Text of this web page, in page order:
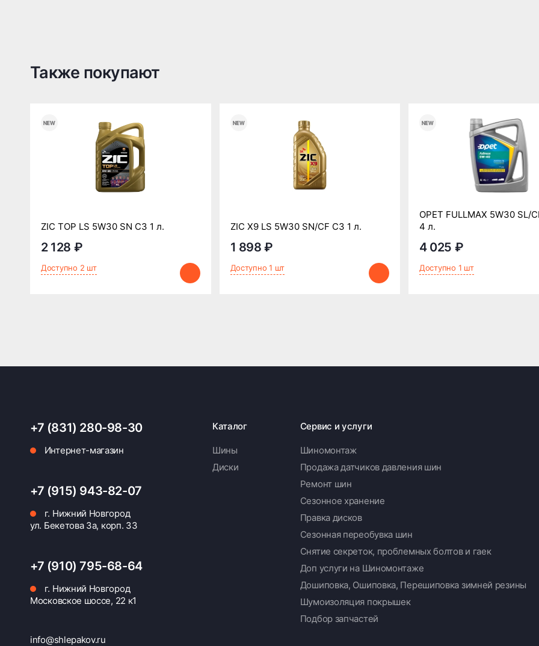
Также покупают
ZIC TOP LS 5W30 SN C3 1 л.
2 128 ₽
Доступно 2 шт
ZIC X9 LS 5W30 SN/CF C3 1 л.
1 898 ₽
Доступно 1 шт
OPET FULLMAX 5W30 SL/
4 л.
4 025 ₽
Доступно 1 шт
+7 (831) 280-98-30
Интернет-магазин
+7 (915) 943-82-07
г. Нижний Новгород
ул. Бекетова 3а, корп. 33
+7 (910) 795-68-64
г. Нижний Новгород
Московское шоссе, 22 к1
info@shlepakov.ru
Каталог
Шины
Диски
Сервис и услуги
Шиномонтаж
Продажа датчиков давления шин
Ремонт шин
Сезонное хранение
Правка дисков
Сезонная переобувка шин
Снятие секреток, проблемных болтов и гаек
Доп услуги на Шиномонтаже
Дошиповка, Ошиповка, Перешиповка зимней резины
Шумоизоляция покрышек
Подбор запчастей